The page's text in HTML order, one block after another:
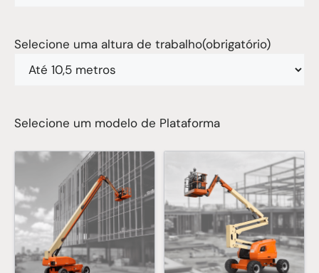
Selecione uma altura de trabalho(obrigatório)
Selecione um modelo de Plataforma